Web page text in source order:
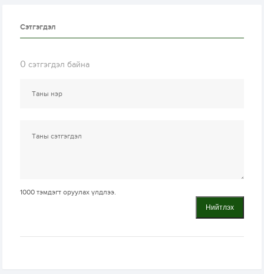
Сэтгэгдэл
0 сэтгэгдэл байна
1000 тэмдэгт оруулах үлдлээ.
Нийтлэх